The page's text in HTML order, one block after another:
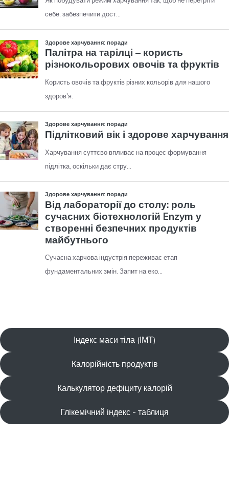
Індекс маси тіла (ІМТ)
Калорійність продуктів
Калькулятор дефіциту калорій
Глікемічний індекс - таблиця